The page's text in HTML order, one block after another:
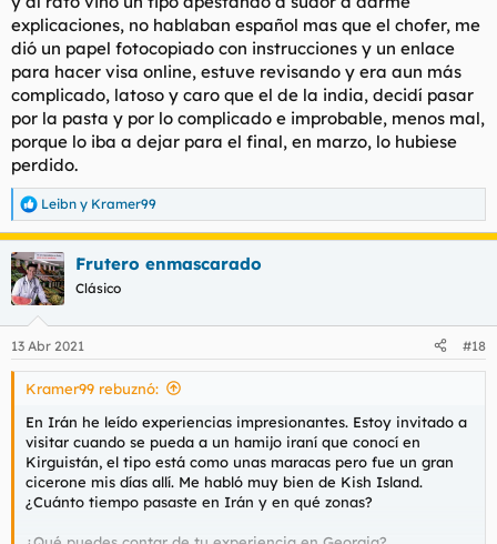
explicaciones, no hablaban español mas que el chofer, me
dió un papel fotocopiado con instrucciones y un enlace
para hacer visa online, estuve revisando y era aun más
complicado, latoso y caro que el de la india, decidí pasar
por la pasta y por lo complicado e improbable, menos mal,
porque lo iba a dejar para el final, en marzo, lo hubiese
perdido.
R
e
a
c
c
i
e
s
Leibn y Kramer99
Frutero enmascarado
Clásico
13 Abr 2021 #18
Kramer99 rebuznó:
En Irán he leído experiencias impresionantes. Estoy invitado a
visitar cuando se pueda a un hamijo iraní que conocí en
Kirguistán, el tipo está como unas maracas pero fue un gran
cicerone mis días allí. Me habló muy bien de Kish Island.
¿Cuánto tiempo pasaste en Irán y en qué zonas?